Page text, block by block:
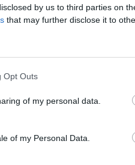
by us to third parties on
that may further disclose it to
Opt Outs
of my personal data.
of my Personal Data.